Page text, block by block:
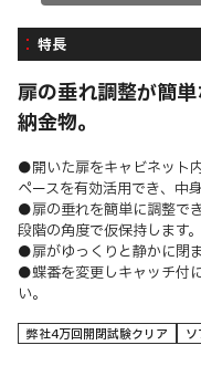
特長
扉の垂れ調整が簡
納金物。
●開いた扉をキャビネット
ペースを有効活用でき、中
●扉の垂れを簡単に調整で
段階の角度で仮保持します。
●扉がゆっくりと静かに閉ま
●蝶番を変更しキャッチ付
い。
弊社4万回開閉試験クリア